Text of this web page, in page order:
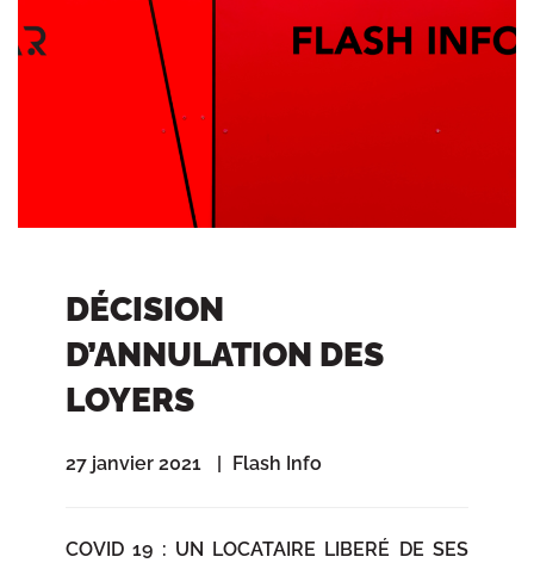
DÉCISION
D’ANNULATION DES
LOYERS
27 janvier 2021 Flash Info
COVID 19 : UN LOCATAIRE LIBERÉ DE SES